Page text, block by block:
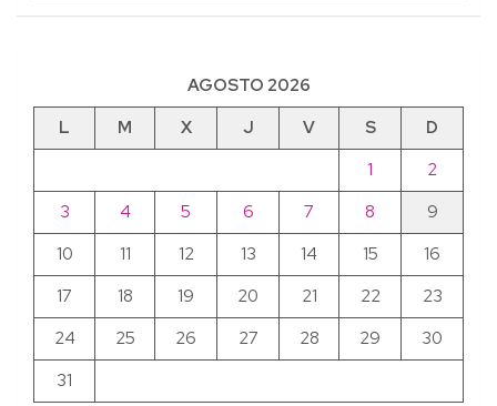
AGOSTO 2026
L
M X J V S
D
1
2
3
4 5 6 7 8
9
10
11 12 13 14 15
16
17
18 19 20 21 22
23
24
25 26 27 28 29
30
31